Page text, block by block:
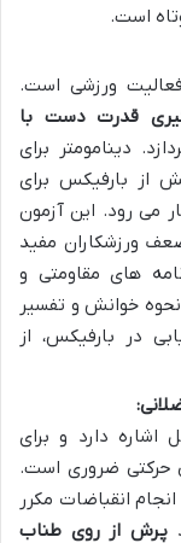
است.
ورزشی است.
گیری قدرت دست با
دینامومتر برای
بارفیکس برای
می رود. این آزمون
ورزشکاران مفید
های مقاومتی و
خوانش و تفسیر
در بارفیکس، از
اشاره دارد و برای
حرکتی ضروری است.
انقباضات مکرر
پرش از روی طناب